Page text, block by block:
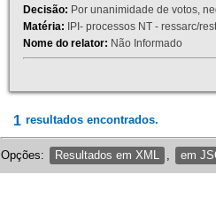
Decisão: Por unanimidade de votos,
Matéria: IPI- processos NT - ressarc/
Nome do relator: Não Informado
1 resultados encontrados.
Opções: Resultados em XML em